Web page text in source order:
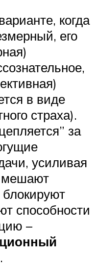
когда
его
в виде
страха).
за
усиливая
мешают
способности
–
.